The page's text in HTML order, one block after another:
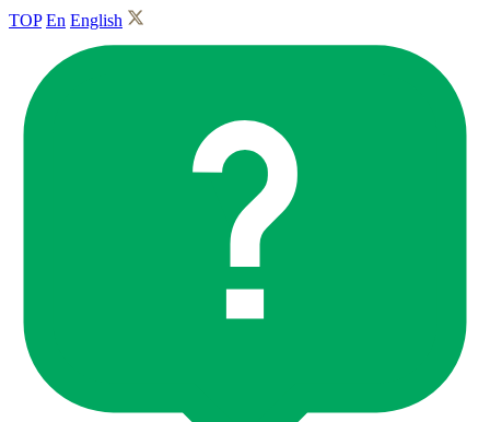
TOP En English